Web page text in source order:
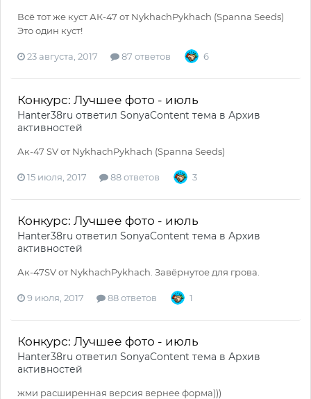
Всё тот же куст АК-47 от NykhachPykhach (Spanna Seeds)
Это один куст!
23 августа, 2017 87 ответов 6
Конкурс: Лучшее фото - июль
Hanter38ru ответил SonyaContent тема в Архив
активностей
Ак-47 SV от NykhachPykhach (Spanna Seeds)
15 июля, 2017 88 ответов 3
Конкурс: Лучшее фото - июль
Hanter38ru ответил SonyaContent тема в Архив
активностей
Ак-47SV от NykhachPykhach. Завёрнутое для грова.
9 июля, 2017 88 ответов 1
Конкурс: Лучшее фото - июль
Hanter38ru ответил SonyaContent тема в Архив
активностей
жми расширенная версия вернее форма)))